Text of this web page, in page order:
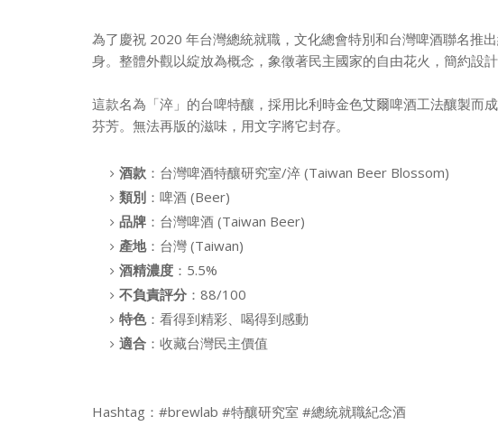
為了慶祝 2020 年台灣總統就職，文化總會特別和台灣啤酒聯名推
身。整體外觀以綻放為概念，象徵著民主國家的自由花火，簡約設計
這款名為「淬」的台啤特釀，採用比利時金色艾爾啤酒工法釀製而
芬芳。無法再版的滋味，用文字將它封存。
酒款 ：台灣啤酒特釀研究室/淬 (Taiwan Beer Blossom)
類別 ：啤酒 (Beer)
品牌 ：台灣啤酒 (Taiwan Beer)
產地：台灣 (Taiwan)
酒精濃度 ：5.5%
不負責評分 ：88/100
特色：看得到精彩、喝得到感動
適合 ：收藏台灣民主價值
Hashtag：#brewlab #特釀研究室 #總統就職紀念酒